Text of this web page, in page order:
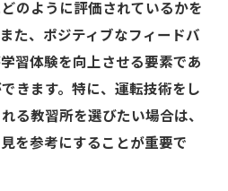
のように評価されているかを
た、ポジティブなフィードバ
習体験を向上させる要素であ
きます。特に、運転技術をし
る教習所を選びたい場合は、
を参考にすることが重要で